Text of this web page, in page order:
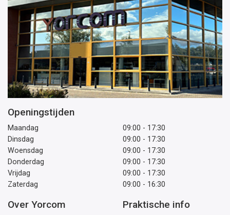
Openingstijden
Maandag
09:00 - 17:30
Dinsdag
09:00 - 17:30
Woensdag
09:00 - 17:30
Donderdag
09:00 - 17:30
Vrijdag
09:00 - 17:30
Zaterdag
09:00 - 16:30
Over Yorcom Praktische info